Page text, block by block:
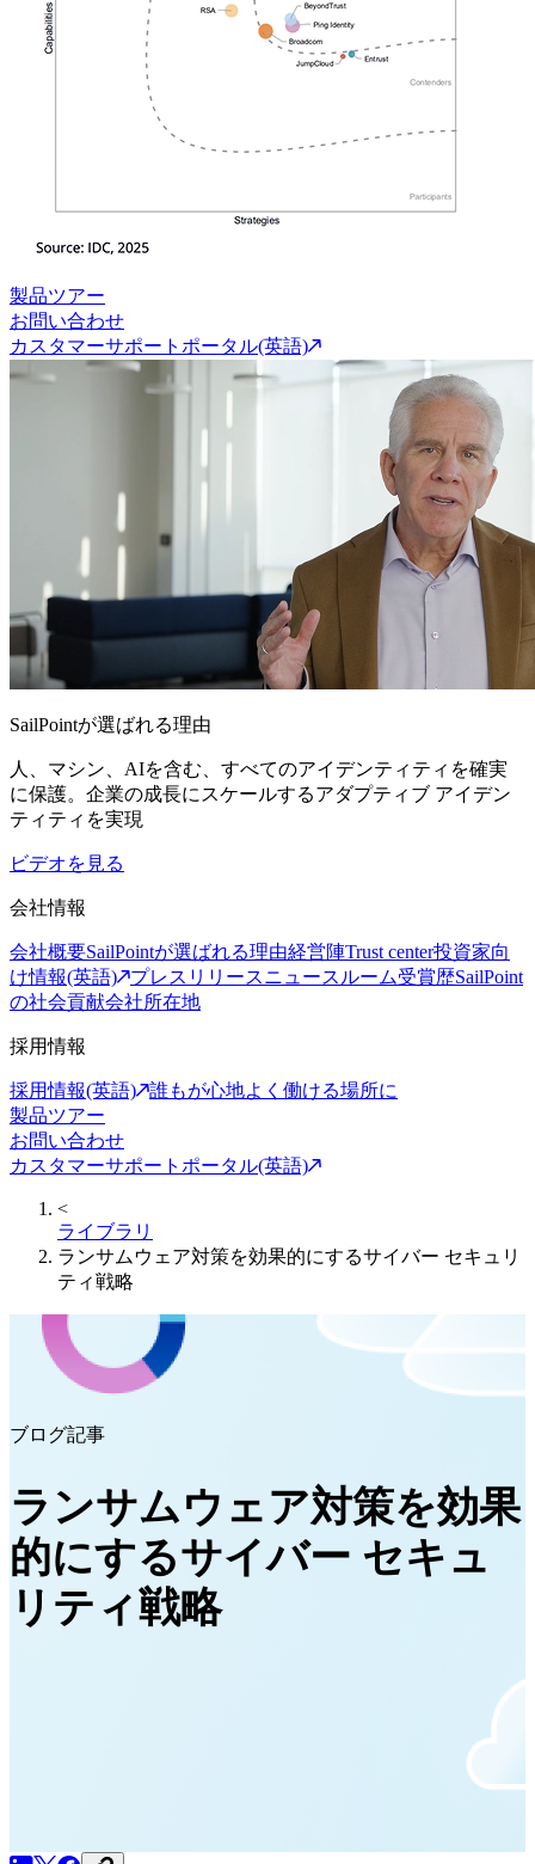
製品ツアー
お問い合わせ
カスタマーサポートポータル(英語)
SailPointが選ばれる理由
人、マシン、AIを含む、すべてのアイデンティティを確実
に保護。企業の成長にスケールするアダプティブ アイデン
ティティを実現
ビデオを見る
会社情報
会社概要SailPointが選ばれる理由経営陣Trust center投資家向
け情報(英語)
プレスリリースニュースルーム受賞歴SailPoint
の社会貢献会社所在地
採用情報
採用情報(英語)
誰もが心地よく働ける場所に
製品ツアー
お問い合わせ
カスタマーサポートポータル(英語)
<
ライブラリ
ランサムウェア対策を効果的にするサイバー セキュリ
ティ戦略
ブログ記事
ランサムウェア対策を効果
的にするサイバー セキュ
リティ戦略